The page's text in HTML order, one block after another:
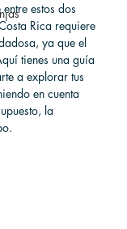
estos dos
Rica requiere
ya que el
tienes una guía
a explorar tus
en cuenta
la